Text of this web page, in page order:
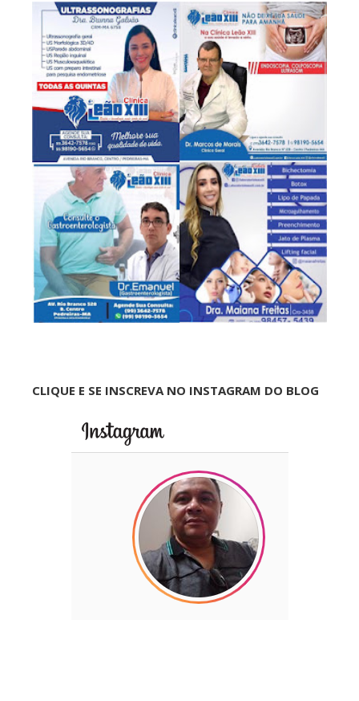
CLIQUE E SE INSCREVA NO INSTAGRAM DO BLOG